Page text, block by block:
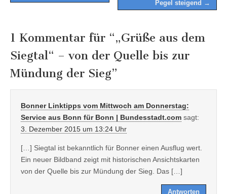
Pegel steigend →
1 Kommentar für “„Grüße aus dem
Siegtal“ – von der Quelle bis zur
Mündung der Sieg”
Bonner Linktipps vom Mittwoch am Donnerstag:
Service aus Bonn für Bonn | Bundesstadt.com sagt:
3. Dezember 2015 um 13:24 Uhr
[…] Sieg­tal ist bekannt­lich für Bon­ner einen Aus­flug wert.
Ein neuer Bild­band zeigt mit his­to­ri­schen Ansichts­kar­ten
von der Quelle bis zur Mün­dung der Sieg. Das […]
Antworten